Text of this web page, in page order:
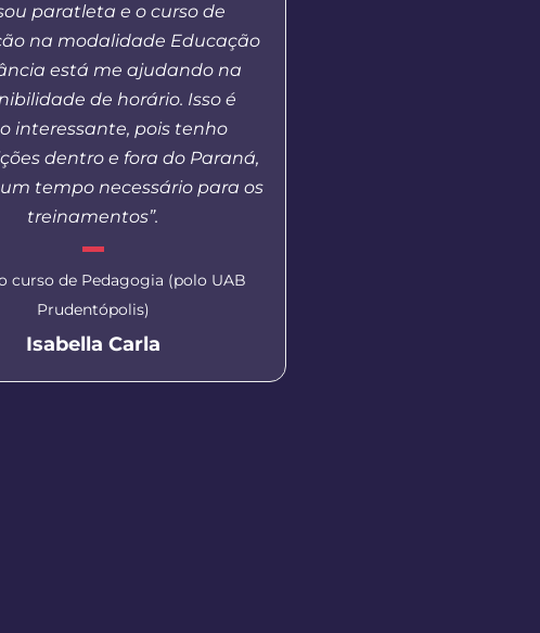
paratleta e o curso de
na modalidade Educação
está me ajudando na
de horário. Isso é
interessante, pois tenho
dentro e fora do Paraná,
tempo necessário para os
treinamentos”.
curso de Pedagogia (polo UAB
Prudentópolis)
Isabella Carla